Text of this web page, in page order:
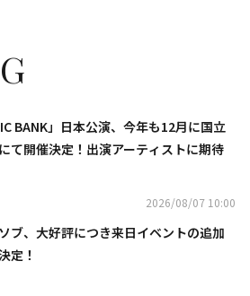
BANK」日本公演、今年も12月に国立
て開催決定！出演アーティストに期待
2026/08/07 10:00
ブ、大好評につき来日イベントの追加
定！